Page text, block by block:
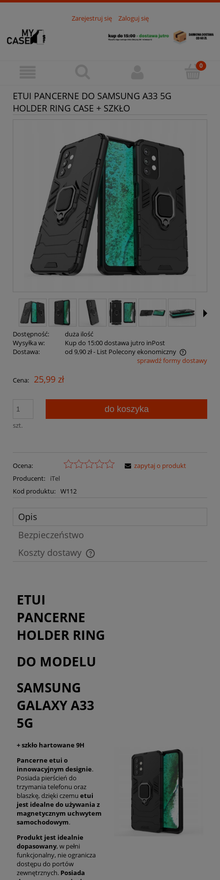
Zarejestruj się Zaloguj się
ETUI PANCERNE DO SAMSUNG A33 5G
HOLDER RING CASE + SZKŁO
Dostępność:
duża ilość
Wysyłka w:
Kup do 15:00 dostawa jutro inPost
Dostawa:
od 9,90 zł- List Polecony ekonomiczny
Cena nie zawiera ewentualnych kosztów płatnościsprawdź formy dostawy
Cena: 25,99 zł
szt.
do koszyka
Ocena:
Producent:
iTel
Kod produktu: W112
zapytaj o produkt
Opis
Bezpieczeństwo
Koszty dostawy
Cena nie zawiera ewentualnych kosztów płatności
ETUI
PANCERNE
HOLDER RING
DO MODELU
SAMSUNG
GALAXY A33
5G
+ szkło hartowane 9H
Pancerne etui o
innowacyjnym designie.
Posiada pierścień do
trzymania telefonu oraz
blaszkę, dzięki czemu etui
jest idealne do używania z
magnetycznym uchwytem
samochodowym.
Produkt jest idealnie
dopasowany, w pełni
funkcjonalny, nie ogranicza
dostępu do portów
zewnętrznych. Posiada